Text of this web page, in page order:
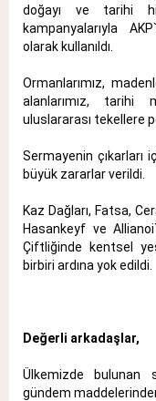
doğayı ve tarihi
kampanyalarıyla
olarak kullanıldı.
Ormanlarımız,
alanlarımız, tarihi
uluslararası tekellere
Sermayenin çıkarları
büyük zararlar verildi.
Kaz Dağları, Fatsa,
Hasankeyf ve
Çiftliğinde kentsel
birbiri ardına yok edildi.
Değerli arkadaşlar,
Ülkemizde bulunan
gündem